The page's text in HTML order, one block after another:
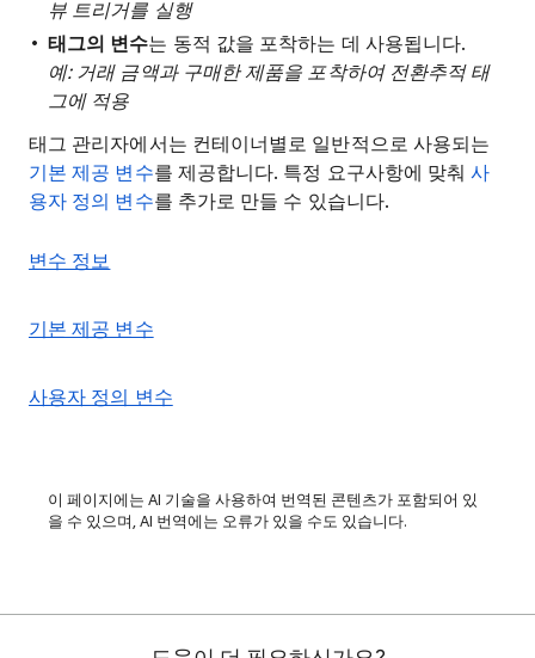
뷰 트리거를 실행
태그의 변수는 동적 값을 포착하는 데 사용됩니다.
예: 거래 금액과 구매한 제품을 포착하여 전환추적 태
그에 적용
태그 관리자에서는 컨테이너별로 일반적으로 사용되는
기본 제공 변수를 제공합니다. 특정 요구사항에 맞춰사
용자 정의 변수를 추가로 만들 수 있습니다.
변수 정보
기본 제공 변수
사용자 정의 변수
이 페이지에는 AI 기술을 사용하여 번역된 콘텐츠가 포함되어 있
을 수 있으며, AI 번역에는 오류가 있을 수도 있습니다.